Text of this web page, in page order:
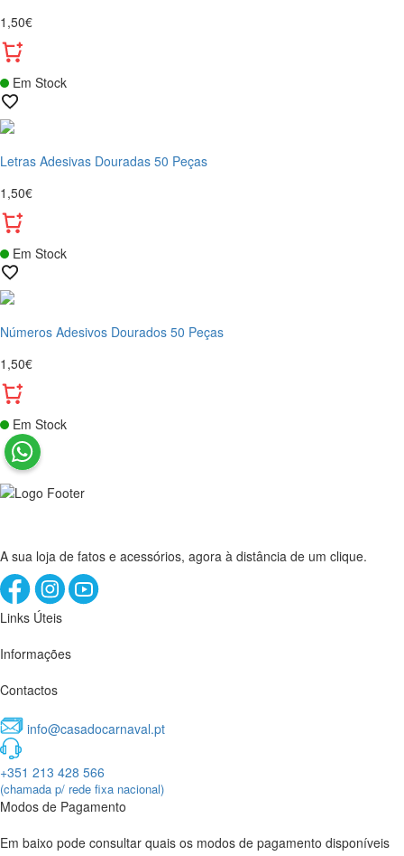
1,50€
Em Stock
Letras Adesivas Douradas 50 Peças
1,50€
Em Stock
Números Adesivos Dourados 50 Peças
1,50€
Em Stock
A sua loja de fatos e acessórios, agora à distância de um clique.
Links Úteis
Informações
Contactos
info@casadocarnaval.pt
+351 213 428 566
(chamada p/ rede fixa nacional)
Modos de Pagamento
Em baixo pode consultar quais os modos de pagamento disponíveis